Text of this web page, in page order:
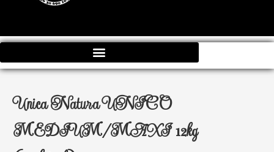
Unica Natura UNICO
MEDIUM/MAXI 12kg